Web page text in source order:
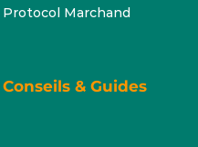
Protocol Marchand
Conseils & Guides